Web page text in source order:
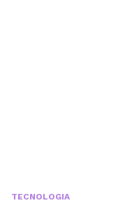
TECNOLOGIA